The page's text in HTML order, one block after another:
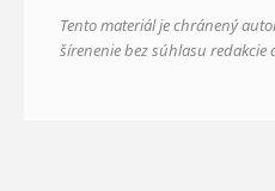
Tento materiál je chránený
šírenenie bez súhlasu redakcie